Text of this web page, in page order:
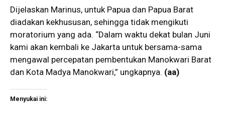
Dijelaskan Marinus, untuk Papua dan Papua Barat
diadakan kekhususan, sehingga tidak mengikuti
moratorium yang ada. “Dalam waktu dekat bulan Juni
kami akan kembali ke Jakarta untuk bersama-sama
mengawal percepatan pembentukan Manokwari Barat
dan Kota Madya Manokwari,” ungkapnya. (aa)
Menyukai ini: